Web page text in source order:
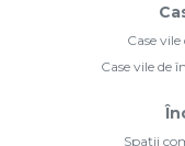
Case
Case vile de
Spații